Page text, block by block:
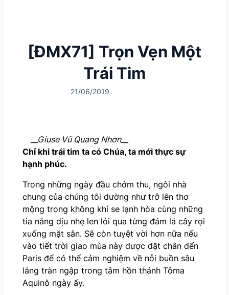
[ĐMX71] Trọn Vẹn Một
Trái Tim
21/06/2019
__Giuse Vũ Quang Nhơn__
Chỉ khi trái tim ta có Chúa, ta mới thực sự
hạnh phúc.
Trong những ngày đầu chớm thu, ngôi nhà
chung của chúng tôi dường như trở lên thơ
mộng trong không khí se lạnh hòa cùng những
tia nắng dịu nhẹ len lỏi qua từng đám lá cây rọi
xuống mặt sân. Sẽ còn tuyệt vời hơn nữa nếu
vào tiết trời giao mùa này được đặt chân đến
Paris để có thể cảm nghiệm về nỗi buồn sâu
lắng tràn ngập trong tâm hồn thánh Tôma
Aquinô ngày ấy.